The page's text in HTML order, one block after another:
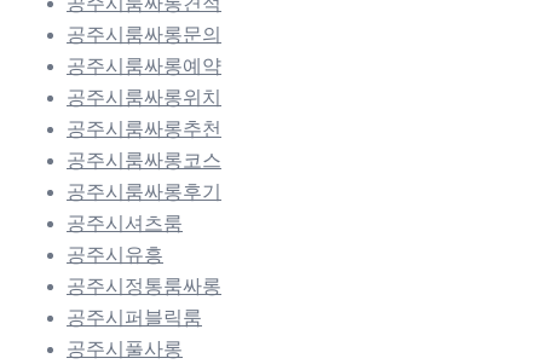
공주시룸싸롱문의
공주시룸싸롱예약
공주시룸싸롱위치
공주시룸싸롱추천
공주시룸싸롱코스
공주시룸싸롱후기
공주시셔츠룸
공주시유흥
공주시정통룸싸롱
공주시퍼블릭룸
공주시풀사롱